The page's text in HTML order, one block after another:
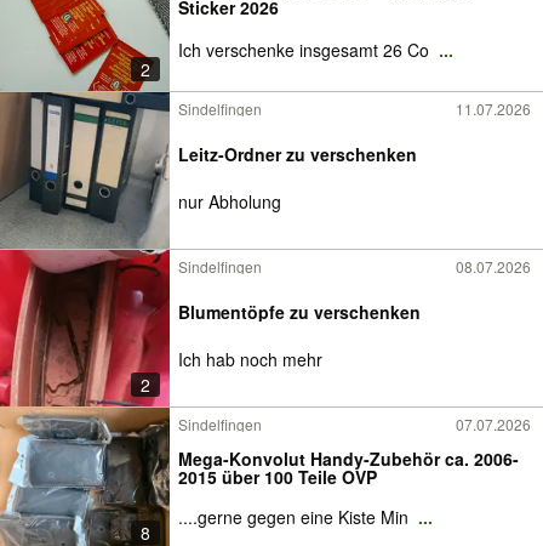
2
Sticker 2026
Ich verschenke insgesamt 26 Co ...
Sindelfingen 11.07.2026
Leitz-Ordner zu verschenken
nur Abholung
2
Sindelfingen 08.07.2026
Blumentöpfe zu verschenken
Ich hab noch mehr
8
Sindelfingen 07.07.2026
Mega-Konvolut Handy-Zubehör ca. 2006-
2015 über 100 Teile OVP
....gerne gegen eine Kiste Min ...